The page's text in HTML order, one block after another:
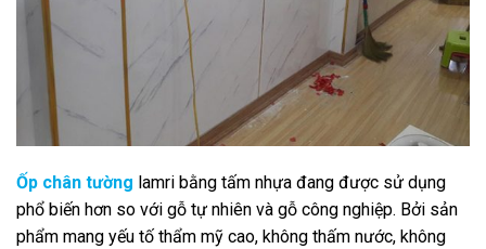
Ốp chân tường lamri bằng tấm nhựa đang được sử dụng
phổ biến hơn so với gỗ tự nhiên và gỗ công nghiệp. Bởi sản
phẩm mang yếu tố thẩm mỹ cao, không thấm nước, không